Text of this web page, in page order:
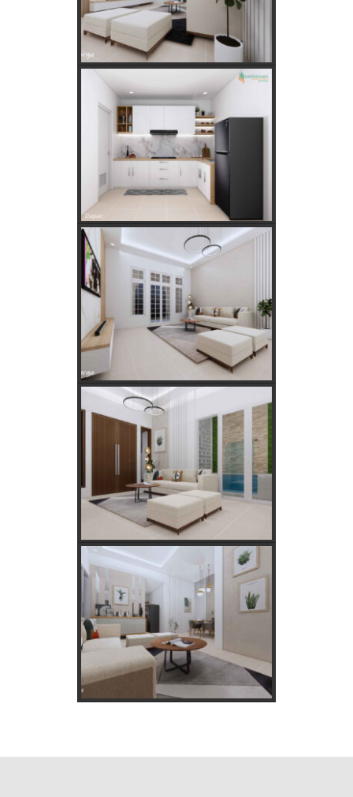
Apakah Feng Shui Buruk Jika Memiliki Tanaman Hias
Golongan Tarif Listrik PLN dan Cara Mengecek Daya
Listrik di Rumah
Kebutuhan Listrik anda Besar perlu Daya Listrik
PLN 3 Phase!
Kebutuhan Listrik yang Tepat untuk Rumah Tangga,
Kantor, dan Industri
Panduan Lengkap Jual Beli Tanah Adat: Regulasi,
Syarat, dan Tips Aman